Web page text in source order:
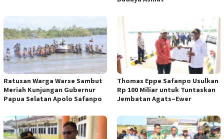
Ratusan Warga Warse Sambut
Meriah Kunjungan Gubernur
Papua Selatan Apolo Safanpo
Thomas Eppe Safanpo Usulkan
Rp 100 Miliar untuk Tuntaskan
Jembatan Agats–Ewer